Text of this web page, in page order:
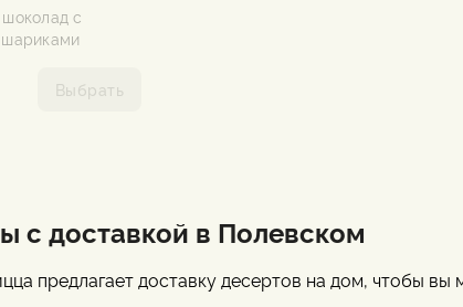
с
Выбрать
с доставкой в Полевском
предлагает доставку десертов на дом, чтобы